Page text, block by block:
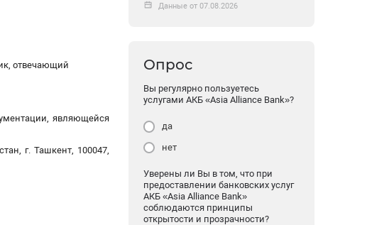
отвечающий
являющейся
г. Ташкент, 100047,
Данные от 07.08.2026
Опрос
Вы регулярно пользуетесь
услугами АКБ «Asia Alliance Bank»?
да
нет
Уверены ли Вы в том, что при
предоставлении банковских услуг
АКБ «Asia Alliance Bank»
соблюдаются принципы
открытости и прозрачности?